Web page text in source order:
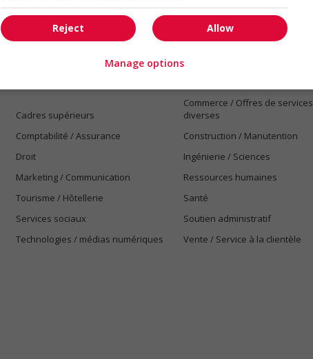
Cadres supérieurs
Commerce / Offres de services
diverses
Comptabilité / Assurance
Construction / Manutention
Droit
Ingénierie / Sciences
Marketing / Communication
Ressources humaines
Tourisme / Hôtellerie
Santé
Services sociaux
Soutien administratif
Technologies / médias numériques
Vente / Service à la clientèle
Allow
Reject
Manage options